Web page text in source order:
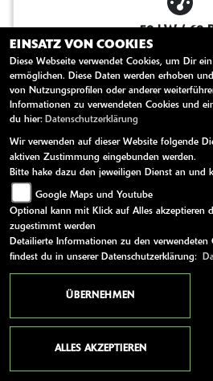
50 kW / 68
Händler aus 73728 (Baden-
MK Cycle Shop Ihr Zweiradprofi
1993 Als Ihr vertrauensvoller
renommierte Marken wie
EUR 7.899,-
EINSATZ VON COOKIES
Diese Webseite verwendet Cookies, um Dir
ermöglichen. Diese Daten werden erhoben
von Nutzungsprofilen oder anderer
Informationen zu verwendeten Cookies und
du hier: Datenschutzerklärung
Wir verwenden auf dieser Website folgende
aktiven Zustimmung eingebunden werden.
Bitte hake dazu den jeweiligen Dienst an und
Google Maps und Youtube
Optional kann mit Klick auf Alles akzeptieren
zugestimmt werden
Detailierte Informationen zu den verwendeten
findest du in unserer Datenschutzerklärung:
ÜBERNEHMEN
ALLES AKZEPTIEREN